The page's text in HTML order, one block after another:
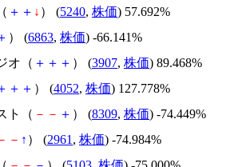
＋ ＋ ↓ ） (5240, 株価) 57.692%
） (6863, 株価) -66.141%
オ（ ＋ ＋ ＋ ） (3907, 株価) 89.468%
＋ ＋ ） (4052, 株価) 127.778%
ト（ － － ＋ ） (8309, 株価) -74.449%
－ ↑ ） (2961 , 株価) -74.984%